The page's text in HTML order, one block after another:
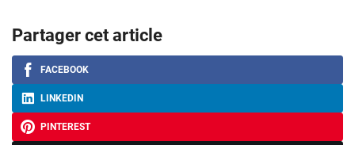
Partager cet article
FACEBOOK
LINKEDIN
PINTEREST